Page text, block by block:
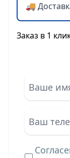
🚚
Заказ в 1